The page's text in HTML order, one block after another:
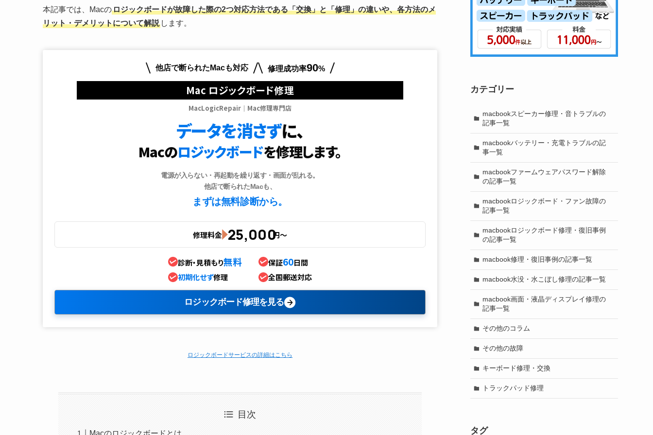
本記事では、Macのロジックボードが故障した際の2つ対応方法である「交換」と「修理」の違いや、各方法のメ
リット・デメリットについて解説 します。
他店で断られたMacも対応 修理成功率90%
Mac ロジックボード修理
MacLogicRepair｜Mac修理専門店
データを消さずに、
Macのロジックボードを修理します。
電源が入らない・再起動を繰り返す・画面が乱れる。
他店で断られたMacも、
まずは無料診断から。
修理料金 25,000円〜
診断・見積もり無料 保証60日間
初期化せず修理 全国郵送対応
ロジックボード修理を見る
ロジックボードサービスの詳細はこちら
目次
Macのロジックボードとは
カテゴリー
macbookスピーカー修理・音トラブルの
記事一覧
macbookバッテリー・充電トラブルの記
事一覧
macbookファームウェアパスワード解除
の記事一覧
macbookロジックボード・ファン故障の
記事一覧
macbookロジックボード修理・復旧事例
の記事一覧
macbook修理・復旧事例の記事一覧
macbook水没・水こぼし修理の記事一覧
macbook画面・液晶ディスプレイ修理の
記事一覧
その他のコラム
その他の故障
キーボード修理・交換
トラックパッド修理
タグ